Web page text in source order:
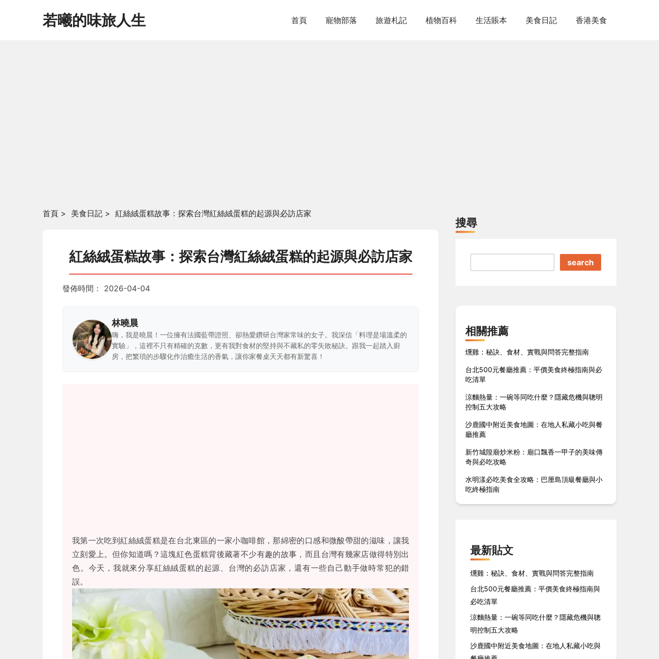
若曦的味旅人生 首頁 寵物部落 旅遊札記 植物百科 生活賬本 美食日記 香港美食
首頁 > 美食日記 > 紅絲絨蛋糕故事：探索台灣紅絲絨蛋糕的起源與必訪店家
紅絲絨蛋糕故事：探索台灣紅絲絨蛋糕的起源與必訪店家
發佈時間： 2026-04-04
林曉晨
嗨，我是曉晨！一位擁有法國藍帶證照、卻熱愛鑽研台灣家常味的女子。我深信「料理是場溫柔的
實驗」，這裡不只有精確的克數，更有我對食材的堅持與不藏私的零失敗秘訣。跟我一起踏入廚
房，把繁瑣的步驟化作治癒生活的香氣，讓你家餐桌天天都有新驚喜！
我第一次吃到紅絲絨蛋糕是在台北東區的一家小咖啡館，那綿密的口感和微酸帶甜的滋味，讓我
立刻愛上。但你知道嗎？這塊紅色蛋糕背後藏著不少有趣的故事，而且台灣有幾家店做得特別出
色。今天，我就來分享紅絲絨蛋糕的起源、台灣的必訪店家，還有一些自己動手做時常犯的錯
誤。
搜尋
search
相關推薦
燻雞：秘訣、食材、實戰與問答完整指南
台北500元餐廳推薦：平價美食終極指南與必
吃清單
涼麵熱量：一碗等同吃什麼？隱藏危機與聰明
控制五大攻略
沙鹿國中附近美食地圖：在地人私藏小吃與餐
廳推薦
新竹城隍廟炒米粉：廟口飄香一甲子的美味傳
奇與必吃攻略
水明漾必吃美食全攻略：巴厘島頂級餐廳與小
吃終極指南
最新貼文
燻雞：秘訣、食材、實戰與問答完整指南
台北500元餐廳推薦：平價美食終極指南與
必吃清單
涼麵熱量：一碗等同吃什麼？隱藏危機與聰
明控制五大攻略
沙鹿國中附近美食地圖：在地人私藏小吃與